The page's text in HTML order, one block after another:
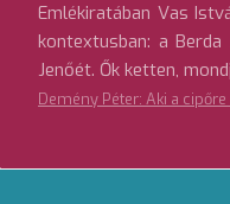
Emlékiratában Vas
kontextusban: a
Jenőét. Ők ketten,
Demény Péter: Aki a